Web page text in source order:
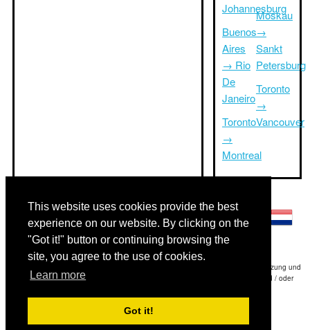
This website uses cookies provide the best
experience on our website. By clicking on the
"Got it!" button or continuing browsing the
site, you agree to the use of cookies.
Learn more
Got it!
Johannesburg
Buenos
Aires
→ Rio
De
Janeiro
Toronto
→
Montreal
Moskau
→
Sankt
Petersburg
Toronto
→
Vancouver
Haftungsausschluss: Die Informationen auf dieser Website ist unsere beste Schätzung und
für nur Ihre Referenz.Triptimeto.com haftet nicht für jede Reise Verzögerung und / oder